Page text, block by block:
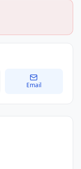
Email